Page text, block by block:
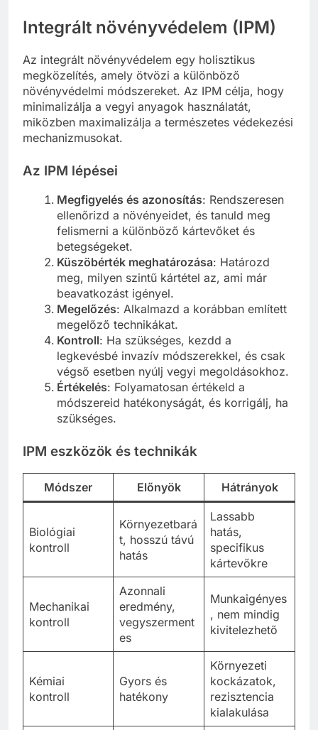
Integrált növényvédelem (IPM)
Az integrált növényvédelem egy holisztikus
megközelítés, amely ötvözi a különböző
növényvédelmi módszereket. Az IPM célja, hogy
minimalizálja a vegyi anyagok használatát,
miközben maximalizálja a természetes védekezési
mechanizmusokat.
Az IPM lépései
Megfigyelés és azonosítás: Rendszeresen
ellenőrizd a növényeidet, és tanuld meg
felismerni a különböző kártevőket és
betegségeket.
Küszöbérték meghatározása: Határozd
meg, milyen szintű kártétel az, ami már
beavatkozást igényel.
Megelőzés: Alkalmazd a korábban említett
megelőző technikákat.
Kontroll: Ha szükséges, kezdd a
legkevésbé invazív módszerekkel, és csak
végső esetben nyúlj vegyi megoldásokhoz.
Értékelés: Folyamatosan értékeld a
módszereid hatékonyságát, és korrigálj, ha
szükséges.
IPM eszközök és technikák
Módszer Előnyök Hátrányok
Biológiai
kontroll
Környezetbará
t, hosszú távú
hatás
Lassabb
hatás,
specifikus
kártevőkre
Mechanikai
kontroll
Azonnali
eredmény,
vegyszerment
es
Munkaigényes
, nem mindig
kivitelezhető
Kémiai
kontroll
Gyors és
hatékony
Környezeti
kockázatok,
rezisztencia
kialakulása